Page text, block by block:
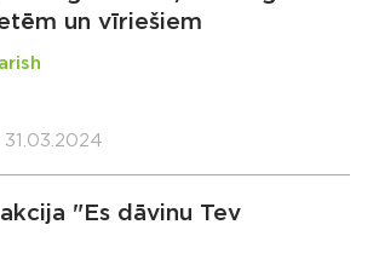
un vīriešiem
31.03.2024
"Es dāvinu Tev